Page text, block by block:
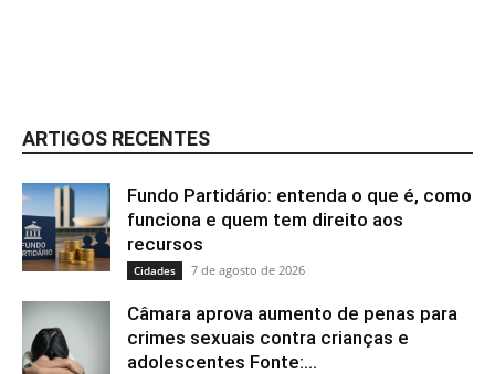
ARTIGOS RECENTES
Fundo Partidário: entenda o que é, como
funciona e quem tem direito aos
recursos
Cidades 7 de agosto de 2026
Câmara aprova aumento de penas para
crimes sexuais contra crianças e
adolescentes Fonte:...